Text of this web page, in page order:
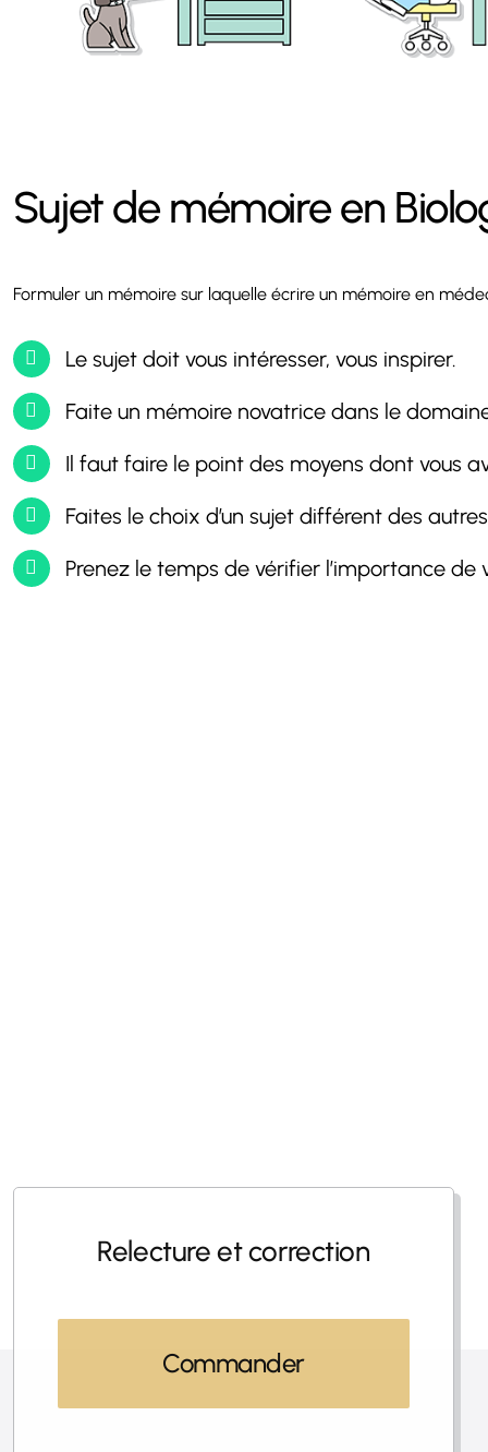
Sujet de mémoire en
Formuler un mémoire sur laquelle écrire un mémoire en
Le sujet doit vous intéresser, vous inspirer.
Faite un mémoire novatrice dans le
Il faut faire le point des moyens dont vous
Faites le choix d’un sujet différent des
Prenez le temps de vérifier l’importance
Relecture et correction
Commander